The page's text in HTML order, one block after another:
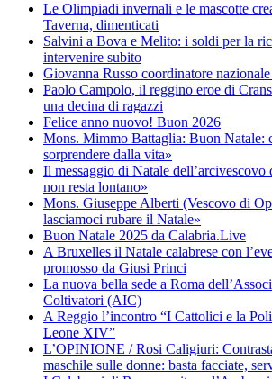
Le Olimpiadi invernali e le mascotte
Taverna, dimenticati
Salvini a Bova e Melito: i soldi per la
intervenire subito
Giovanna Russo coordinatore
Paolo Campolo, il reggino eroe di
una decina di ragazzi
Felice anno nuovo! Buon 2026
Mons. Mimmo Battaglia: Buon Natale:
sorprendere dalla vita»
Il messaggio di Natale
non resta lontano»
Mons. Giuseppe Alberti (Vescovo di
lasciamoci rubare il Natale»
Buon Natale 2025 da Calabria.Live
A Bruxelles il Natale calabrese con
promosso da Giusi Princi
La nuova bella sede a Roma
Coltivatori (AIC)
A Reggio l’incontro “I Cattolici e la
Leone XIV”
L’OPINIONE / Rosi Caligiuri:
maschile sulle donne: basta facciate,